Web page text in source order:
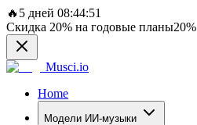
🔥 5 дней 08:44:51
Скидка 20% на годовые планы20%
Musci.io
Home
Модели ИИ-музыки